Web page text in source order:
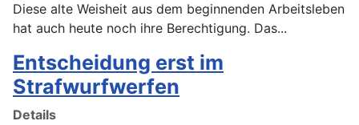
Diese alte Weisheit aus dem beginnenden Arbeitsleben
hat auch heute noch ihre Berechtigung. Das...
Entscheidung erst im
Strafwurfwerfen
Details